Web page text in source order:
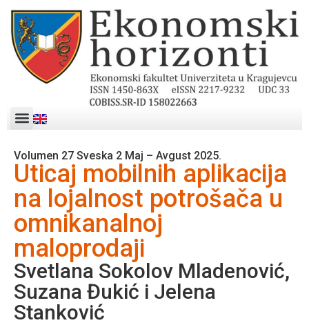
Volumen 27 Sveska 2 Maj – Avgust 2025.
Uticaj mobilnih aplikacija
na lojalnost potrošača u
omnikanalnoj
maloprodaji
Svetlana Sokolov Mladenović,
Suzana Đukić i Jelena
Stanković